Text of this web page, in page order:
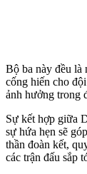
Bộ ba này đều là
cống hiến cho
ảnh hưởng trong
Sự kết hợp giữa
sự hứa hẹn sẽ
thần đoàn kết,
các trận đấu sắp